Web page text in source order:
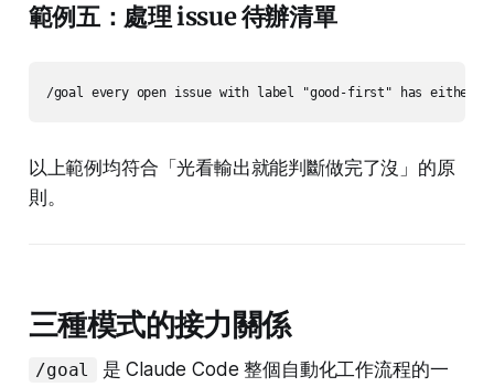
範例五：處理 issue 待辦清單
以上範例均符合「光看輸出就能判斷做完了沒」的原
則。
三種模式的接力關係
/goal
是 Claude Code 整個自動化工作流程的一